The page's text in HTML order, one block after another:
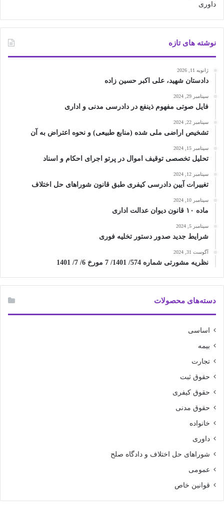
نوشته های تازه
ژانویه 11, 2026
دادستان شهید، علی اکبر حسین زاده
سپتامبر 29, 2024
فایل صوتی مفهوم ذینفع در دادرسی مدنی و اداری
سپتامبر 22, 2024
تشخیص اراضی ملی شده (منابع طبیعی) و نحوه اعتراض به آن
سپتامبر 15, 2024
تحلیل تخصصی توقیف اموال در پرتو اجرای احکام و اسناد
سپتامبر 12, 2024
تغییرات آیین دادرسی کیفری طبق قانون شوراهای حل اختلاف
سپتامبر 10, 2024
ماده ۱۰ قانون دیوان عدالت اداری
سپتامبر 5, 2024
شرایط جدید صدور دستور تخلیه فوری
آگوست 31, 2024
نظریه مشورتی شماره 574/ 1401/ 7 مورخ 6/ 7/ 1401
دسته‌های محصولات
اساسی
بیمه
تجارت
حقوق ثبت
حقوق کیفری
حقوق مدنی
خانواده
داوری
شوراهای حل اختلاف و دادگاه صلح
عمومی
قوانین خاص